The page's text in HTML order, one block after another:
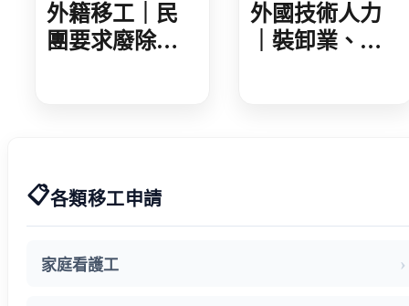
外籍移工｜民
團要求廢除家
外國技術人力
｜裝卸業、集
📋各類移工申請
家庭看護工